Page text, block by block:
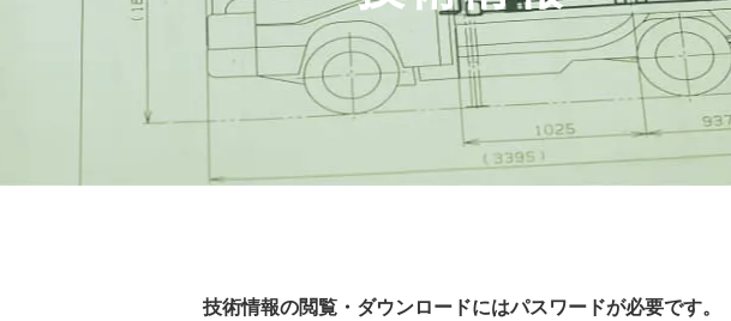
技術情報の閲覧・ダウンロードにはパスワードが必要です。